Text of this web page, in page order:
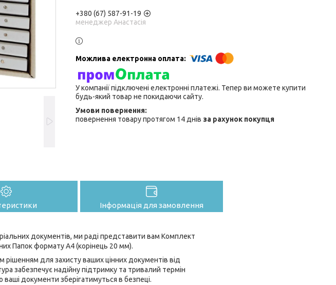
+380 (67) 587-91-19
менеджер Анастасія
У компанії підключені електронні платежі. Тепер ви можете купити
будь-який товар не покидаючи сайту.
повернення товару протягом 14 днів за рахунок покупця
Інформація для замовлення
документів, ми раді представити вам Комплект
Папок формату А4 (корінець 20 мм).
для захисту ваших цінних документів від
забезпечує надійну підтримку та тривалий термін
документи зберігатимуться в безпеці.